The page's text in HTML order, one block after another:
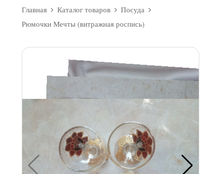
Главная Каталог товаров
Посуда
Рюмочки Мечты (витражная роспись)